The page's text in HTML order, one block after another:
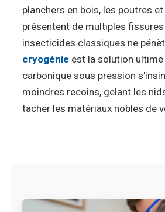
planchers en bois, les poutres
présentent de multiples
insecticides classiques ne
cryogénie est la solution ultime
carbonique sous pression
moindres recoins, gelant les
tacher les matériaux nobles de